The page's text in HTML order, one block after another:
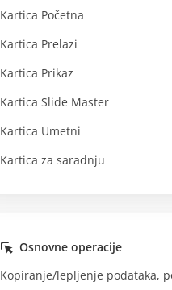
Kartica Početna
Kartica Prelazi
Kartica Prikaz
Kartica Slide Master
Kartica Umetni
Kartica za saradnju
Osnovne operacije
Kopiranje/lepljenje podataka,